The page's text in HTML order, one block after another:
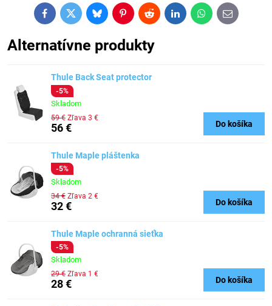
FacebookTwitterBlueskyPinterestRedditLinkedInWhatsApp
E-
mail
Alternatívne produkty
Thule Back Seat protector
-5%
Skladom
56 €
59 € Zľava 3 €
Do košíka
Thule Maple pláštenka
-5%
Skladom
32 €
34 € Zľava 2 €
Do košíka
Thule Maple ochranná sieťka
-5%
Skladom
28 €
29 € Zľava 1 €
Do košíka